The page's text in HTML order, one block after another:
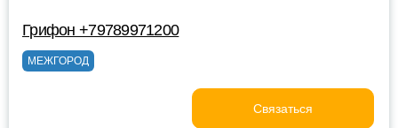
Грифон +79789971200
МЕЖГОРОД
Связаться